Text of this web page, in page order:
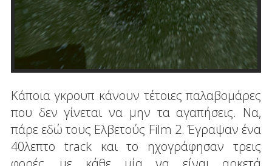
Κάποια γκρουπ κάνουν τέτοιες παλαβομάρες
που δεν γίνεται να μην τα αγαπήσεις. Να,
πάρε εδώ τους Ελβετούς Film 2. Έγραψαν ένα
40λεπτο track και το ηχογράφησαν τρεις